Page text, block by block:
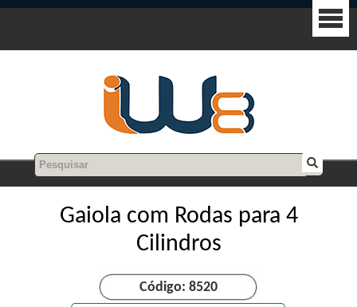
Gaiola com Rodas para 4
Cilindros
Código: 8520